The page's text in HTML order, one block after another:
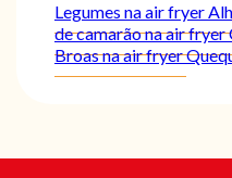
Legumes na air fryer
de camarão na air fryer
Broas na air fryer